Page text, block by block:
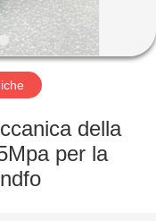
della
per la